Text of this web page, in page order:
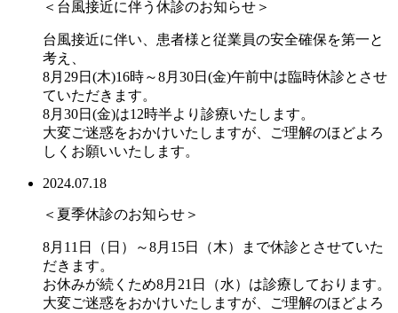
＜台風接近に伴う休診のお知らせ＞
台風接近に伴い、患者様と従業員の安全確保を第一と
考え、
8月29日(木)16時～8月30日(金)午前中は臨時休診とさせ
ていただきます。
8月30日(金)は12時半より診療いたします。
大変ご迷惑をおかけいたしますが、ご理解のほどよろ
しくお願いいたします。
2024.07.18
＜夏季休診のお知らせ＞
8月11日（日）～8月15日（木）まで休診とさせていた
だきます。
お休みが続くため8月21日（水）は診療しております。
大変ご迷惑をおかけいたしますが、ご理解のほどよろ